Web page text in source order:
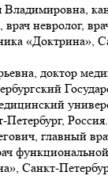
невролог,
«Доктрина»,
доктор
Россия.
главный
Санкт-